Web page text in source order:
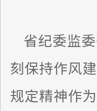
省纪委监
刻保持作风
规定精神作